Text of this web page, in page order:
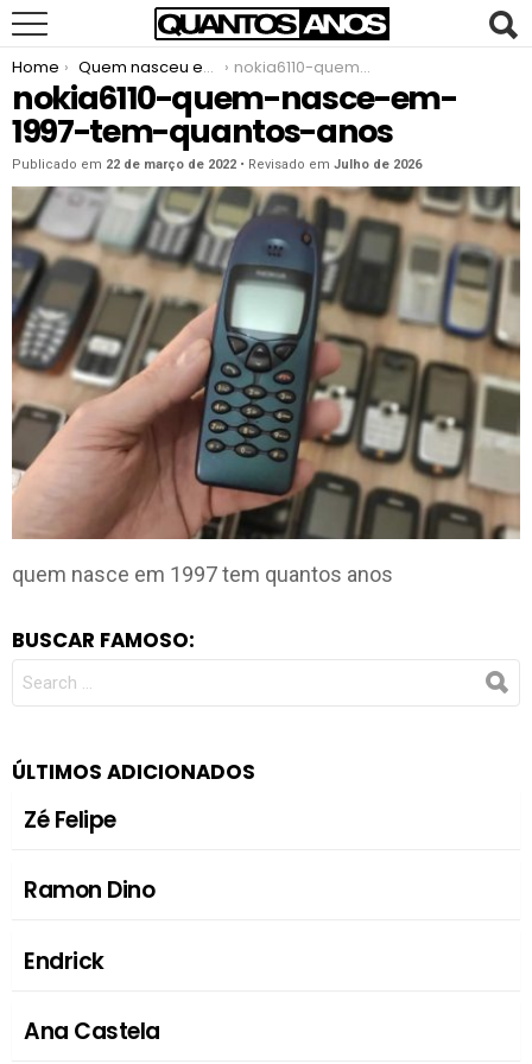
You are here:
Home Quem nasceu em 1997 nokia6110-quem-nasce-em-1997-tem-quantos-anos
nokia6110-quem-nasce-em-
1997-tem-quantos-anos
Publicado em 22 de março de 2022 • Revisado em Julho de 2026
quem nasce em 1997 tem quantos anos
BUSCAR FAMOSO:
FOR:
ÚLTIMOS ADICIONADOS
Zé Felipe
Ramon Dino
Endrick
Ana Castela